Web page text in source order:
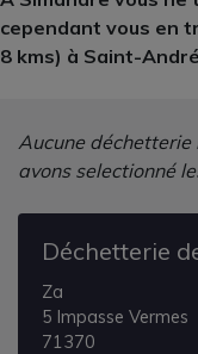
cependant vous en
8 kms) à Saint-
Aucune déchetterie
avons selectionné
Déchetterie
Za
5 Impasse Vermes
71370